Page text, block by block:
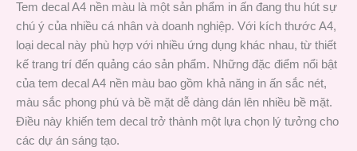
Tem decal A4 nền màu là một sản phẩm in ấn đang thu hút sự
chú ý của nhiều cá nhân và doanh nghiệp. Với kích thước A4,
loại decal này phù hợp với nhiều ứng dụng khác nhau, từ thiết
kế trang trí đến quảng cáo sản phẩm. Những đặc điểm nổi bật
của tem decal A4 nền màu bao gồm khả năng in ấn sắc nét,
màu sắc phong phú và bề mặt dễ dàng dán lên nhiều bề mặt.
Điều này khiến tem decal trở thành một lựa chọn lý tưởng cho
các dự án sáng tạo.